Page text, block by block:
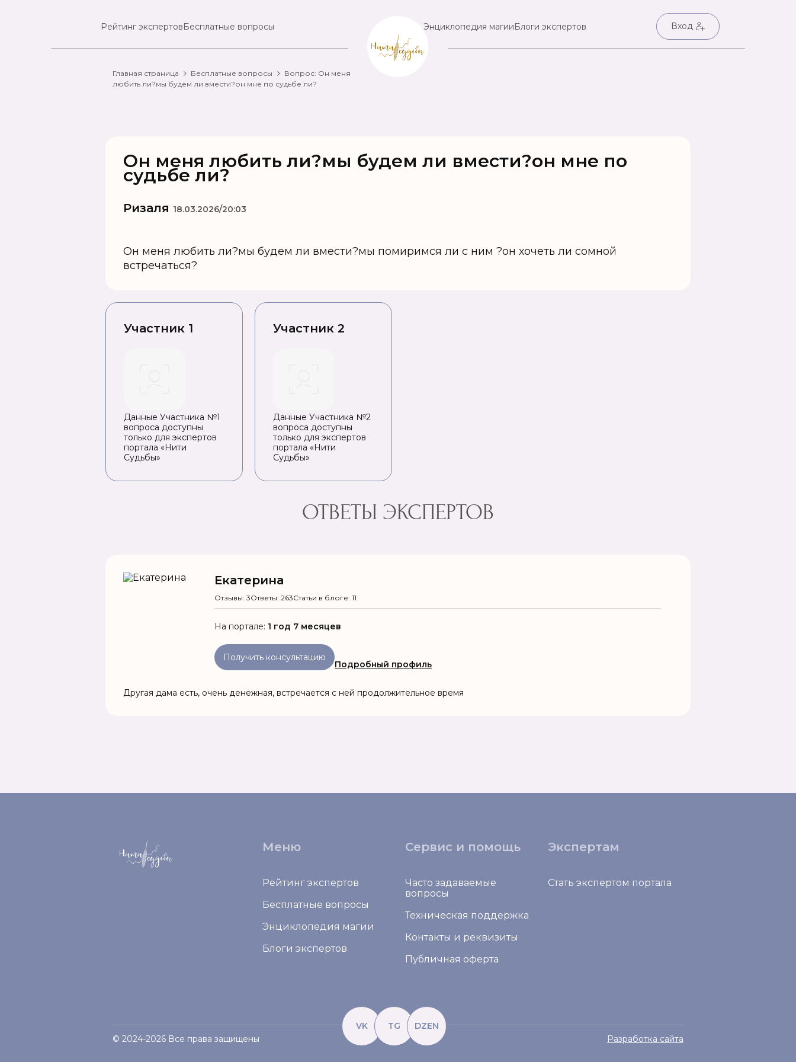
Рейтинг экспертовБесплатные вопросы Энциклопедия магииБлоги экспертов Вход
Главная страница Бесплатные вопросы
Вопрос: Он меня
любить ли?мы будем ли вмести?он мне по судьбе ли?
Он меня любить ли?мы будем ли вмести?он мне по
судьбе ли?
Ризаля 18.03.2026/20:03
Он меня любить ли?мы будем ли вмести?мы помиримся ли с ним ?он хочеть ли сомной
встречаться?
Участник 1
Данные Участника №1
вопроса доступны
только для экспертов
портала «Нити
Судьбы»
Участник 2
Данные Участника №2
вопроса доступны
только для экспертов
портала «Нити
Судьбы»
ОТВЕТЫ ЭКСПЕРТОВ
Екатерина
Отзывы: 3Ответы: 263Статьи в блоге: 11
На портале: 1 год 7 месяцев
Получить консультацию
Подробный профиль
Другая дама есть, очень денежная, встречается с ней продолжительное время
Меню
Рейтинг экспертов
Бесплатные вопросы
Энциклопедия магии
Блоги экспертов
Сервис и помощь
Часто задаваемые
вопросы
Техническая поддержка
Контакты и реквизиты
Публичная оферта
Экспертам
Стать экспертом портала
VK TG
DZEN
© 2024-2026 Все права защищены
Разработка сайта